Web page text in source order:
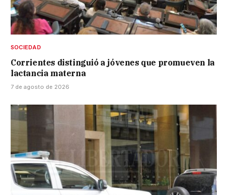
SOCIEDAD
Corrientes distinguió a jóvenes que promueven la
lactancia materna
7 de agosto de 2026